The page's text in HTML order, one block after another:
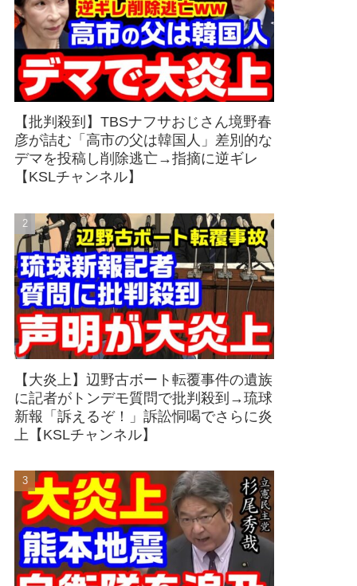
【批判殺到】TBSナフサおじさん境野春
彦が詰む「高市の父は韓国人」差別的な
デマを投稿し削除逃亡→指摘に逆ギレ
【KSLチャンネル】
【大炎上】辺野古ボート転覆事件の遺族
に記者がトンデモ質問で批判殺到→琉球
新報「訴えるぞ！」訴訟恫喝でさらに炎
上【KSLチャンネル】